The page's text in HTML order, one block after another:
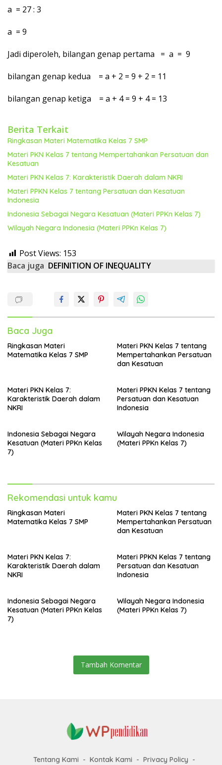
a = 27 : 3
a = 9
Jadi diperoleh, bilangan genap pertama = a = 9
bilangan genap kedua = a + 2 = 9 + 2 = 11
bilangan genap ketiga = a + 4 = 9 + 4 = 13
Berita Terkait
Ringkasan Materi Matematika Kelas 7 SMP
Materi PKN Kelas 7 tentang Mempertahankan Persatuan dan
Kesatuan
Materi PKN Kelas 7: Karakteristik Daerah dalam NKRI
Materi PPKN Kelas 7 tentang Persatuan dan Kesatuan
Indonesia
Indonesia Sebagai Negara Kesatuan (Materi PPKn Kelas 7)
Wilayah Negara Indonesia (Materi PPKn Kelas 7)
Post Views: 153
Baca juga DEFINITION OF INEQUALITY
Baca Juga
Ringkasan Materi
Matematika Kelas 7 SMP
Materi PKN Kelas 7 tentang
Mempertahankan Persatuan
dan Kesatuan
Materi PKN Kelas 7:
Karakteristik Daerah dalam
NKRI
Materi PPKN Kelas 7 tentang
Persatuan dan Kesatuan
Indonesia
Indonesia Sebagai Negara
Kesatuan (Materi PPKn Kelas
7)
Wilayah Negara Indonesia
(Materi PPKn Kelas 7)
Rekomendasi untuk kamu
Ringkasan Materi
Matematika Kelas 7 SMP
Materi PKN Kelas 7 tentang
Mempertahankan Persatuan
dan Kesatuan
Materi PKN Kelas 7:
Karakteristik Daerah dalam
NKRI
Materi PPKN Kelas 7 tentang
Persatuan dan Kesatuan
Indonesia
Indonesia Sebagai Negara
Kesatuan (Materi PPKn Kelas
7)
Wilayah Negara Indonesia
(Materi PPKn Kelas 7)
Tambah Komentar
Tentang Kami Kontak Kami Privacy Policy